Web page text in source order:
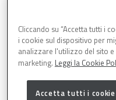
Cliccando su “Accetta tutti i
i cookie sul dispositivo per
analizzare l'utilizzo del sito
marketing. Leggi la Cookie
Accetta tutti i cookie